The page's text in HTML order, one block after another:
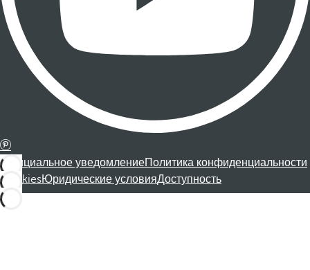
Официальное уведомлениеПолитика конфиденциальности
CookiesЮридические условияДоступность